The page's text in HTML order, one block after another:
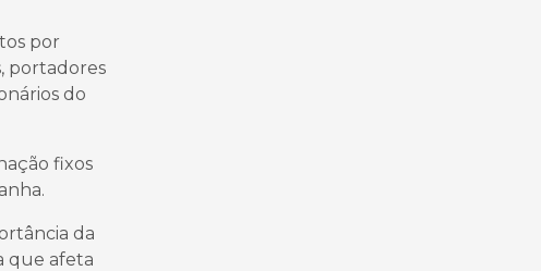
por
portadores
do
fixos
da
que afeta